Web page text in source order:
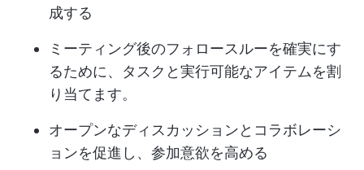
成する
ミーティング後のフォロースルーを確実にす
るために、タスクと実行可能なアイテムを割
り当てます。
オープンなディスカッションとコラボレーシ
ョンを促進し、参加意欲を高める